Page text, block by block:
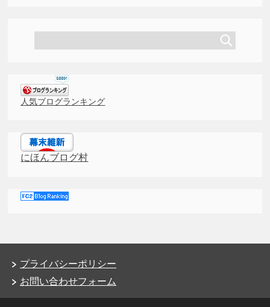
人気ブログランキング
にほんブログ村
プライバシーポリシー
お問い合わせフォーム